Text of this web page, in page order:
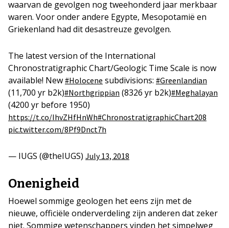
waarvan de gevolgen nog tweehonderd jaar merkbaar
waren. Voor onder andere Egypte, Mesopotamië en
Griekenland had dit desastreuze gevolgen.
The latest version of the International
Chronostratigraphic Chart/Geologic Time Scale is now
available! New #Holocene subdivisions: #Greenlandian
(11,700 yr b2k)#Northgrippian (8326 yr b2k)#Meghalayan
(4200 yr before 1950)
https://t.co/IhvZHfHnWh#ChronostratigraphicChart208
pic.twitter.com/8Pf9Dnct7h
— IUGS (@theIUGS) July 13, 2018
Onenigheid
Hoewel sommige geologen het eens zijn met de
nieuwe, officiële onderverdeling zijn anderen dat zeker
niet. Sommige wetenschappers vinden het simpelweg